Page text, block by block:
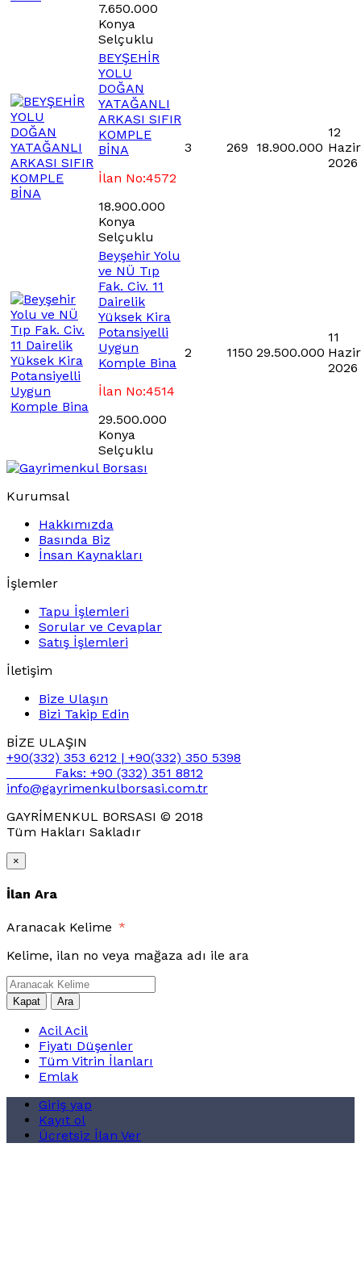
7.650.000
Konya
Selçuklu
BEYŞEHİR
YOLU
DOĞAN
YATAĞANLI
ARKASI SIFIR
KOMPLE
BİNA
İlan No:4572
18.900.000
Konya
Selçuklu
3 269 18.900.000
12
2026
Beyşehir Yolu
ve NÜ Tıp
Fak. Civ. 11
Dairelik
Yüksek Kira
Potansiyelli
Uygun
Komple Bina
İlan No:4514
29.500.000
Konya
Selçuklu
2 1150 29.500.000
11
2026
Kurumsal
Hakkımızda
Basında Biz
İnsan Kaynakları
İşlemler
Tapu İşlemleri
Sorular ve Cevaplar
Satış İşlemleri
İletişim
Bize Ulaşın
Bizi Takip Edin
BİZE ULAŞIN
+90(332) 353 6212 | +90(332) 350 5398
Faks: +90 (332) 351 8812
info@gayrimenkulborsasi.com.tr
GAYRİMENKUL BORSASI © 2018
Tüm Hakları Sakladır
casino
blackjack
×
İlan Ara
Aranacak Kelime *
Kelime, ilan no veya mağaza adı ile ara
Kapat Ara
Acil Acil
Fiyatı Düşenler
Tüm Vitrin İlanları
Emlak
Giriş yap
Kayıt ol
Ücretsiz İlan Ver